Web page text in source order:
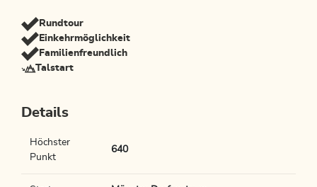
Rundtour
Einkehrmöglichkeit
Familienfreundlich
Talstart
Details
Höchster
Punkt
640